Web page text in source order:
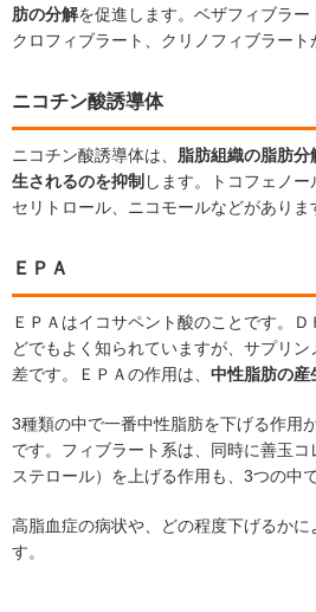
肪の分解を促進します。ベザフィブラー
クロフィブラート、クリノフィブラート
ニコチン酸誘導体
ニコチン酸誘導体は、 脂肪組織の脂肪
生されるのを抑制 します。トコフェノ
セリトロール、ニコモールなどがありま
ＥＰＡ
ＥＰＡはイコサペント酸のことです。
どでもよく知られていますが、サプリ
差です。ＥＰＡの作用は、 中性脂肪の産
3種類の中で一番中性脂肪を下げる作用
です。フィブラート系は、同時に善玉
ステロール）を上げる作用も、3つの中
高脂血症の病状や、どの程度下げるかに
す。